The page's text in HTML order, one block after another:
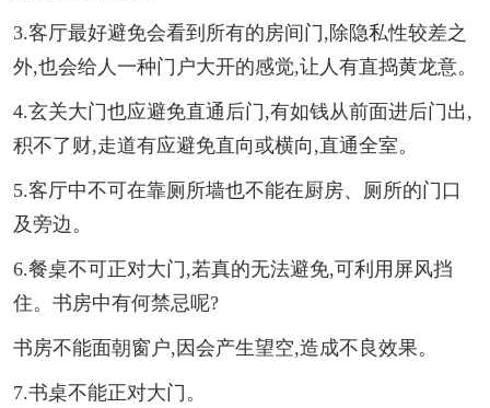
3.客厅最好避免会看到所有的房间门,除隐私性较差之
外,也会给人一种门户大开的感觉,让人有直捣黄龙意。
4.玄关大门也应避免直通后门,有如钱从前面进后门出,
积不了财,走道有应避免直向或横向,直通全室。
5.客厅中不可在靠厕所墙也不能在厨房、厕所的门口
及旁边。
6.餐桌不可正对大门,若真的无法避免,可利用屏风挡
住。书房中有何禁忌呢?
书房不能面朝窗户,因会产生望空,造成不良效果。
7.书桌不能正对大门。